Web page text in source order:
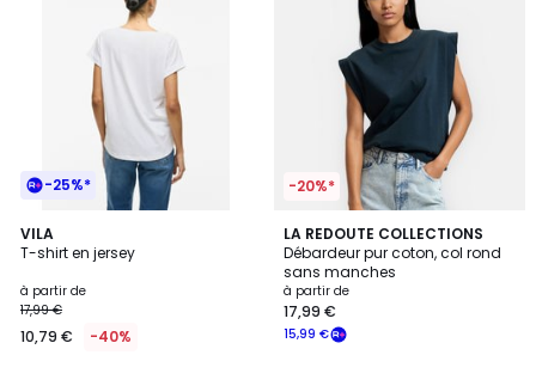
-25%*
VILA
T-shirt en jersey
à partir de
17,99 €
10,79 € -40%
4,7
/ 5
6
Couleurs
-20%*
LA REDOUTE COLLECTIONS
Débardeur pur coton, col rond
sans manches
à partir de
15,99 €
17,99 €
4,4
/ 5
3
Couleurs